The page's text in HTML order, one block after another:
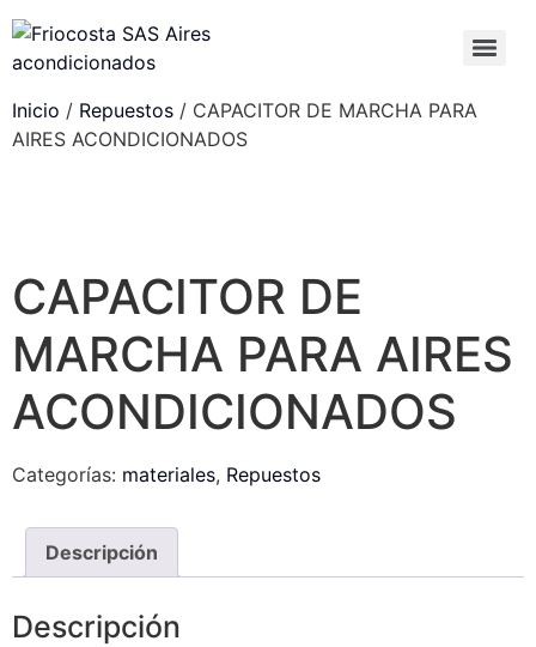
Inicio / Repuestos / CAPACITOR DE MARCHA PARA
AIRES ACONDICIONADOS
CAPACITOR DE
MARCHA PARA AIRES
ACONDICIONADOS
Categorías: materiales, Repuestos
Descripción
Descripción